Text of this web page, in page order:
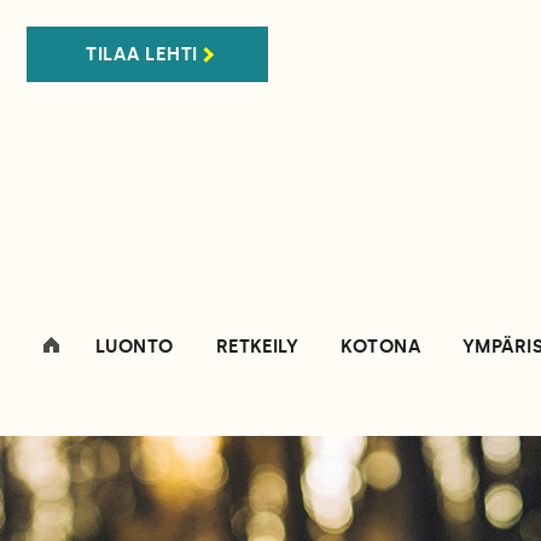
TILAA LEHTI
LUONTO RETKEILY KOTONA